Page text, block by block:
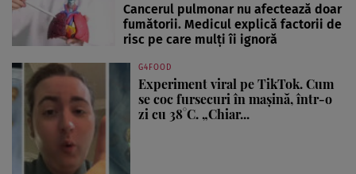
Cancerul pulmonar nu afectează doar
fumătorii. Medicul explică factorii de
risc pe care mulți îi ignoră
G4FOOD
Experiment viral pe TikTok. Cum
se coc fursecuri în mașină, într-o
zi cu 38°C. „Chiar...